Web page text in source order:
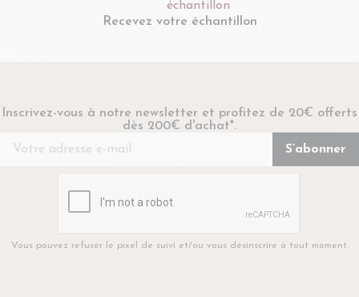
Recevez votre échantillon
Inscrivez-vous à notre newsletter et profitez de 20€ offerts
dès 200€ d'achat*.
Vous pouvez refuser le pixel de suivi et/ou vous désinscrire à tout moment.